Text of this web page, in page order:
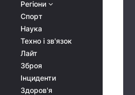
Регіони
Спорт
Наука
Техно і зв'язок
Лайт
Зброя
Інциденти
Здоров'я